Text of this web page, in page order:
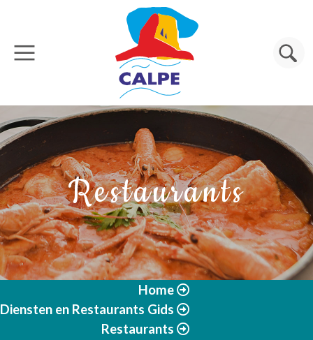
Overslaan en naar de inhoud gaan
Zoeken
Restaurants
Home
Diensten en Restaurants Gids
Restaurants